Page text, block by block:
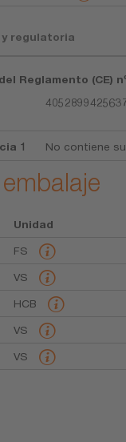
regulatoria
Reglamento (CE)
1 No contiene
Unidad
FS
VS
HCB
VS
VS